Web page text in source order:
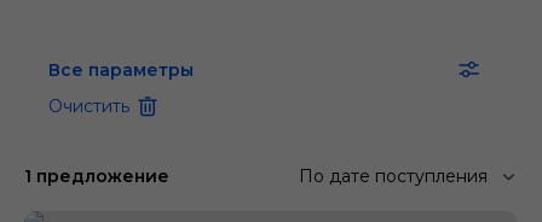
Все параметры
Очистить
1 предложение По дате поступления